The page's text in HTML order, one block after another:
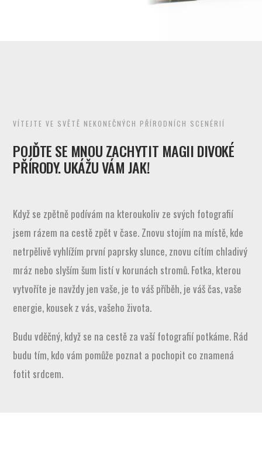
VÍTEJTE VE SVĚTĚ NEKONEČNÝCH PŘÍRODNÍCH SCENÉRIÍ
POJĎTE SE MNOU ZACHYTIT MAGII DIVOKÉ
PŘÍRODY. UKÁŽU VÁM JAK!
Když se zpětně podívám na kteroukoliv ze svých fotografií
jsem rázem na cestě zpět v čase. Znovu stojím na místě, kde
netrpělivě vyhlížím první paprsky slunce, znovu cítím chladivý
mráz nebo slyším šum listí v korunách stromů. Fotka, kterou
vytvoříte je navždy jen vaše, je to váš příběh, je váš čas, vaše
energie, kousek z vás, vašeho života.
Budu vděčný, když se na cestě za vaší fotografií potkáme. Rád
budu tím, kdo vám pomůže poznat a pochopit co znamená
fotit srdcem.